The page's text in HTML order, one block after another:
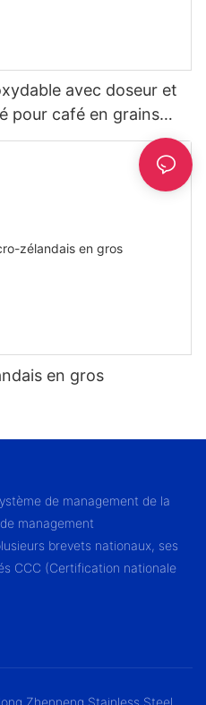
avec doseur et
pour café en grains
en gros
de management de la
management
brevets nationaux, ses
CCC (Certification nationale
Zhenneng Stainless Steel